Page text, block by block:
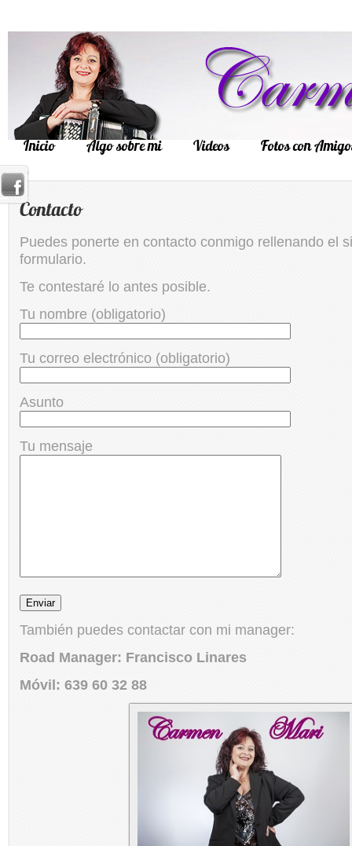
Inicio Algo sobre mi Videos Fotos con
Contacto
Puedes ponerte en contacto conmigo rellenando el
formulario.
Te contestaré lo antes posible.
Tu nombre (obligatorio)
Tu correo electrónico (obligatorio)
Asunto
Tu mensaje
También puedes contactar con mi manager:
Road Manager: Francisco Linares
Móvil: 639 60 32 88